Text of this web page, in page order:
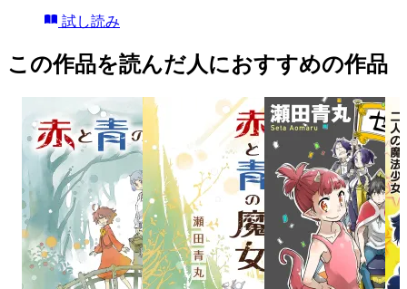
試し読み
この作品を読んだ人におすすめの作品